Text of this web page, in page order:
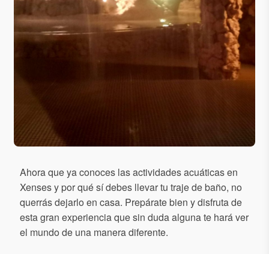
Ahora que ya conoces las actividades acuáticas en
Xenses y por qué sí debes llevar tu traje de baño, no
querrás dejarlo en casa. Prepárate bien y disfruta de
esta gran experiencia que sin duda alguna te hará ver
el mundo de una manera diferente.